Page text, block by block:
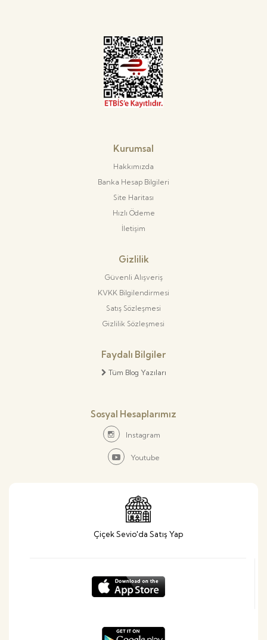
Kurumsal
Hakkımızda
Banka Hesap Bilgileri
Site Haritası
Hızlı Ödeme
İletişim
Gizlilik
Güvenli Alışveriş
KVKK Bilgilendirmesi
Satış Sözleşmesi
Gizlilik Sözleşmesi
Faydalı Bilgiler
Tüm Blog Yazıları
Sosyal Hesaplarımız
Instagram
Youtube
Çiçek Sevio'da Satış Yap